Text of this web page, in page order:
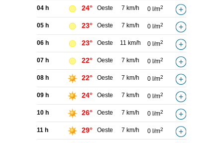
04 h 24° Oeste 7 km/h 0 l/m2
05 h 23° Oeste 7 km/h 0 l/m2
06 h 23° Oeste 11 km/h 0 l/m2
07 h 22° Oeste 7 km/h 0 l/m2
08 h 22° Oeste 7 km/h 0 l/m2
09 h 24° Oeste 7 km/h 0 l/m2
10 h 26° Oeste 7 km/h 0 l/m2
11 h 29° Oeste 7 km/h 0 l/m2